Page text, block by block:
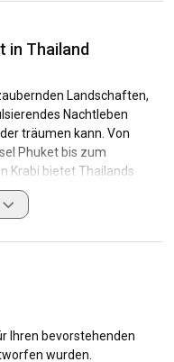
in Thailand
Landschaften,
Nachtleben
träumen kann. Von
Phuket bis zum
Krabi bietet Thailands
für einen
Mischung aus
in Thailand ein
und die
den Grundstein für ein
geprägt von
Ihren bevorstehenden
wurden.